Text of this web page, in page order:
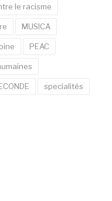
le racisme
MUSICA
PEAC
specialités